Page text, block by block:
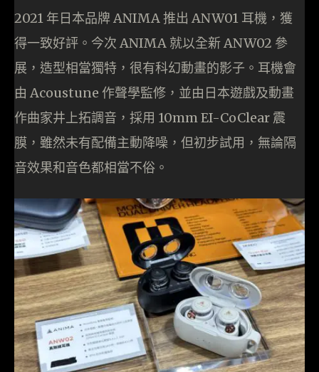
2021 年日本品牌 ANIMA 推出 ANW01 耳機，獲
得一致好評。今次 ANIMA 就以全新 ANW02 參
展，造型相當獨特，很有科幻動畫的影子。耳機會
由 Acoustune 作聲學監修，並由日本遊戲及動畫
作曲家井上拓調音，採用 10mm EI-CoClear 震
膜，雖然未有配備主動降噪，但初步試用，無論隔
音效果和音色都相當不俗。